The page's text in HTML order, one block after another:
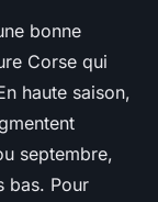
bonne
Corse qui
haute saison,
septembre,
bas. Pour